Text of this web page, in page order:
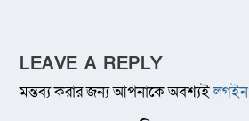
LEAVE A REPLY
মন্তব্য করার জন্য আপনাকে অবশ্যইলগইন